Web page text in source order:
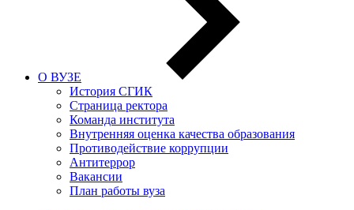
О ВУЗЕ
История СГИК
Страница ректора
Команда института
Внутренняя оценка качества образования
Противодействие коррупции
Антитеррор
Вакансии
План работы вуза